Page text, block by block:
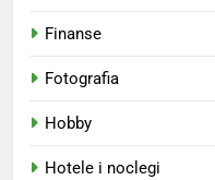
Finanse
Fotografia
Hobby
Hotele i noclegi